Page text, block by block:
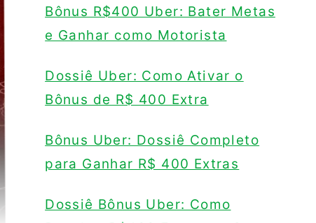
Bônus R$400 Uber: Bater Metas
e Ganhar como Motorista
Dossiê Uber: Como Ativar o
Bônus de R$ 400 Extra
Bônus Uber: Dossiê Completo
para Ganhar R$ 400 Extras
Dossiê Bônus Uber: Como